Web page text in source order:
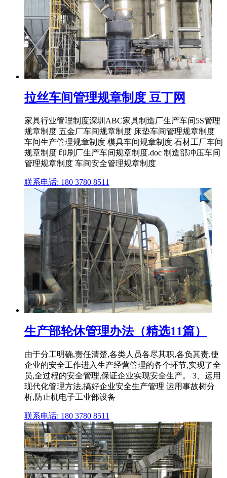
拉丝车间管理规章制度 豆丁网
家具行业管理制度深圳ABC家具制造厂生产车间5S管理
规章制度 五金厂车间规章制度 床垫车间管理规章制度
车间生产管理规章制度 模具车间规章制度 石材工厂车间
规章制度 印刷厂生产车间规章制度.doc 制造部冲压车间
管理规章制度 车间安全管理规章制度
联系电话: 180 3780 8511
生产部轮休管理办法（精选11篇）
由于分工明确,责任清楚,各类人员各尽其职,各负其责,使
企业的安全工作进入生产经营管理的各个环节,实现了全
员,全过程的安全管理,保证企业实现安全生产。 3、运用
现代化管理方法,搞好企业安全生产管理 运用事故树分
析,防止机电子工业部设备
联系电话: 180 3780 8511